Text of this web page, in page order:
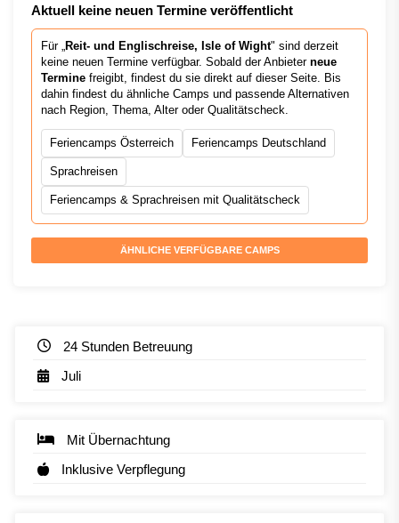
Aktuell keine neuen Termine veröffentlicht
Für „ Reit- und Englischreise, Isle of Wight" sind derzeit
keine neuen Termine verfügbar. Sobald der Anbieter neue
Termine freigibt, findest du sie direkt auf dieser Seite. Bis
dahin findest du ähnliche Camps und passende Alternativen
nach Region, Thema, Alter oder Qualitätscheck.
Feriencamps Österreich Feriencamps Deutschland
Sprachreisen
Feriencamps & Sprachreisen mit Qualitätscheck
ÄHNLICHE VERFÜGBARE CAMPS
24 Stunden Betreuung
Juli
Mit Übernachtung
Inklusive Verpflegung